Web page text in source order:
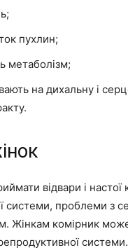
пухлин;
метаболізм;
на дихальну і
відвари і настої
системи, проблеми з
Жінкам комірник
системи.